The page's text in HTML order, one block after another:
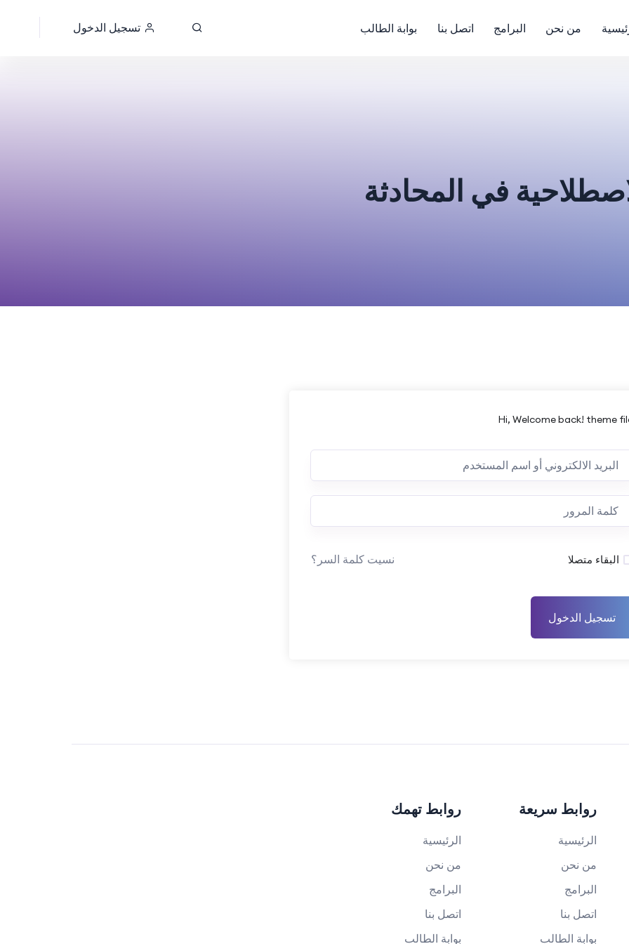
من نحن البرامج اتصل بنا بوابة الطالب تسجيل الدخول
في المحادثة
Hi, Welcome back! theme
البقاء متصلا نسيت كلمة السر؟
تسجيل الدخول
روابط سريعة
الرئيسية
من نحن
البرامج
اتصل بنا
بوابة الطالب
روابط تهمك
الرئيسية
من نحن
البرامج
اتصل بنا
بوابة الطالب